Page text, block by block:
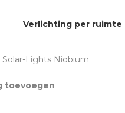
Verlichting per ruimte
Lights Niobium
toevoegen